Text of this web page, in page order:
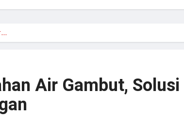
Air Gambut, Solusi